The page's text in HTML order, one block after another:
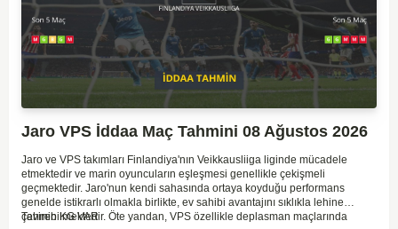
Jaro VPS İddaa Maç Tahmini 08 Ağustos 2026
Jaro ve VPS takımları Finlandiya'nın Veikkausliiga liginde mücadele
etmektedir ve marin oyuncuların eşleşmesi genellikle çekişmeli
geçmektedir. Jaro'nun kendi sahasında ortaya koyduğu performans
genelde istikrarlı olmakla birlikte, ev sahibi avantajını sıklıkla lehine
çevirebilmektedir. Öte yandan, VPS özellikle deplasman maçlarında
Tahmin KG VAR